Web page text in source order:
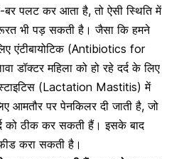
बर पलट कर आता है, तो ऐसी स्थिति में
भी पड़ सकती है। जैसा कि हमने
एंटीबायोटिक (Antibiotics for
महिला को हो रहे दर्द के लिए
(Lactation Mastitis) में
आमतौर पर पेनकिलर दी जाती है, जो
को ठीक कर सकती हैं। इसके बाद
करा सकती है।